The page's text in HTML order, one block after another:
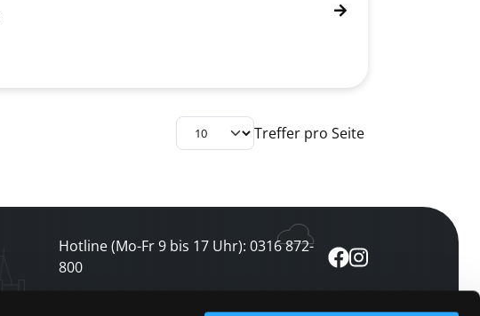
Treffer pro Seite
Hotline (Mo-Fr 9 bis 17 Uhr): 0316 872-
800